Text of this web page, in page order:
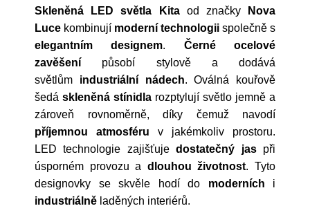
Skleněná LED světla Kitaod značky
Nova
Luce kombinují moderní technologii společně s
elegantním designem. Černé ocelové
zavěšení působí stylově a dodává
světlům industriální nádech. Oválná kouřově
šedá skleněná stínidla rozptylují světlo jemně a
zároveň rovnoměrně, díky čemuž navodí
příjemnou atmosféru v jakémkoliv prostoru.
LED technologie zajišťujedostatečný jaspři
úsporném provozu a dlouhou životnost.Tyto
designovky se skvěle hodí do moderních i
industriálně laděných interiérů.